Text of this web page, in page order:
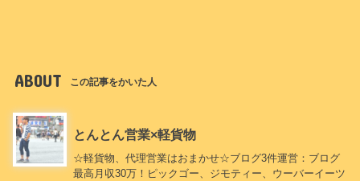
ABOUT この記事をかいた人
とんとん営業×軽貨物
☆軽貨物、代理営業はおまかせ☆ブログ3件運営：ブログ
最高月収30万！ピックゴー、ジモティー、ウーバーイーツ